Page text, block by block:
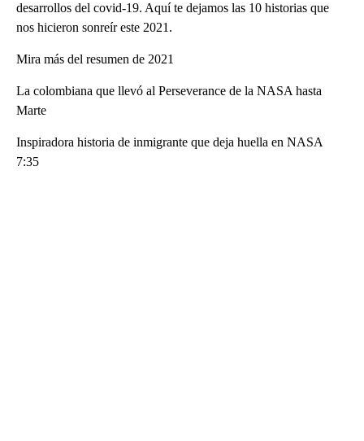
desarrollos del covid-19. Aquí te dejamos las 10 historias que
nos hicieron sonreír este 2021.
Mira más del resumen de 2021
La colombiana que llevó al Perseverance de la NASA hasta
Marte
Inspiradora historia de inmigrante que deja huella en NASA
7:35